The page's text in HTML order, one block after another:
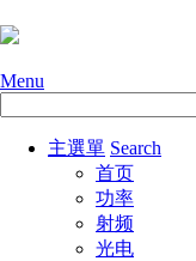
Menu
主選單 Search
首页
功率
射频
光电